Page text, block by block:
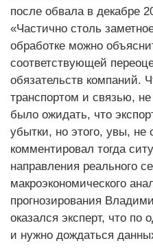
после обвала в декабре
«Частично столь
обработке можно
соответствующей
обязательств компаний.
транспортом и связью,
было ожидать, что
убытки, но этого, увы,
комментировал тогда
направления реального
макроэкономического
прогнозирования
оказался эксперт, что по
и нужно дождаться